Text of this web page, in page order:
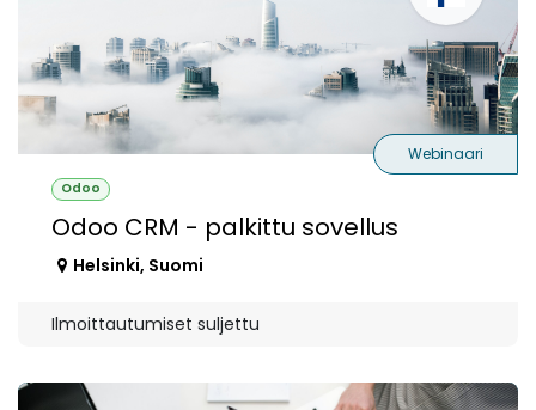
Odoo
Odoo CRM - palkittu sovellus
Webinaari
Helsinki, Suomi
Ilmoittautumiset suljettu